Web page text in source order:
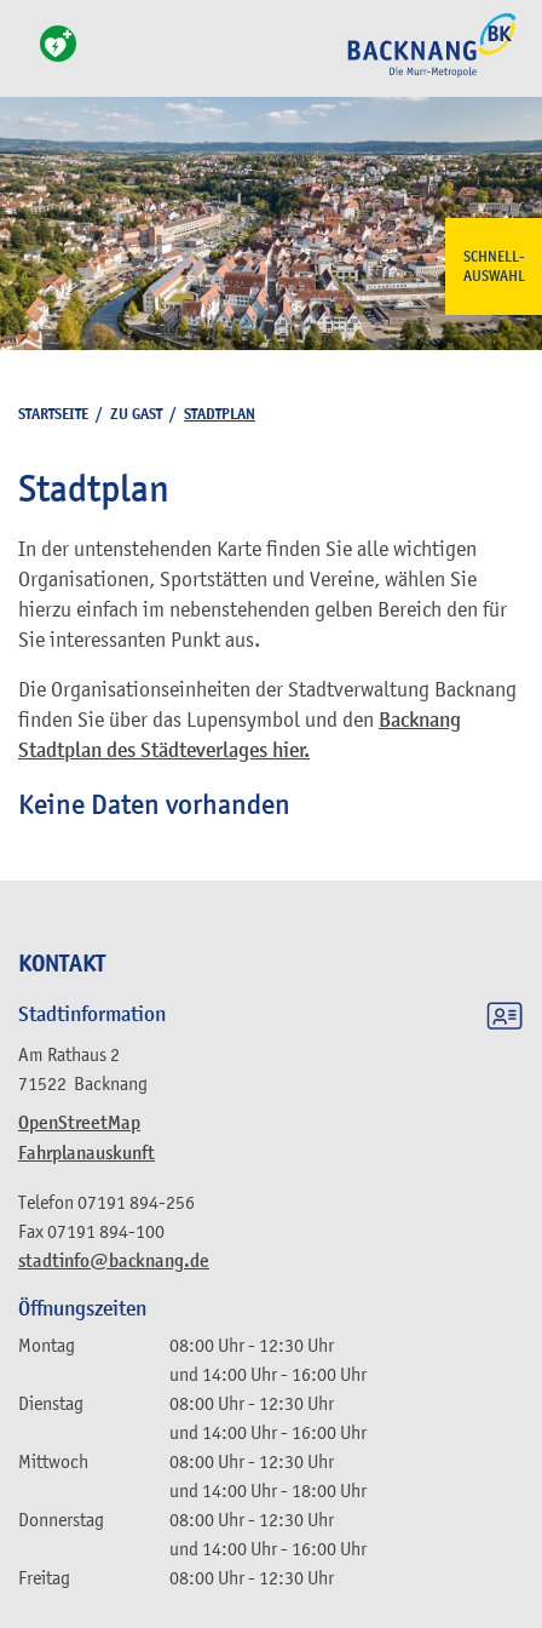
SCHNELL-
AUSWAHL
KONTAKT
Stadtinformation
Am Rathaus 2
71522 Backnang
OpenStreetMap
Fahrplanauskunft
stadtinfo@backnang.de
Telefon 07191 894-256
Fax07191 894-100
Öffnungszeiten
Montag 08:00 Uhr- 12:30 Uhr
und 14:00 Uhr- 16:00 Uhr
Dienstag
08:00 Uhr- 12:30 Uhr
und 14:00 Uhr- 16:00 Uhr
Mittwoch
08:00 Uhr- 12:30 Uhr
und 14:00 Uhr- 18:00 Uhr
Donnerstag
08:00 Uhr- 12:30 Uhr
und 14:00 Uhr- 16:00 Uhr
Freitag
08:00 Uhr- 12:30 Uhr
STARTSEITE / ZU GAST/ STADTPLAN
Stadtplan
In der untenstehenden Karte finden Sie alle wichtigen
Organisationen, Sportstätten und Vereine, wählen Sie
hierzu einfach im nebenstehenden gelben Bereich den für
Sie interessanten Punkt aus.
Die Organisationseinheiten der Stadtverwaltung Backnang
finden Sie über das Lupensymbol und den Backnang
Stadtplan des Städteverlages hier.
Keine Daten vorhanden